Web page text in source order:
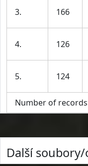
3. 166
4. 126
5. 124
Number of
Další